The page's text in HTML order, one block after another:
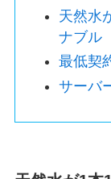
天然水
ナブル
最低契
サーバ